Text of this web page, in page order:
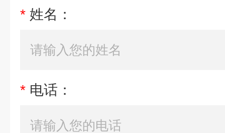
* 姓名：
* 电话：